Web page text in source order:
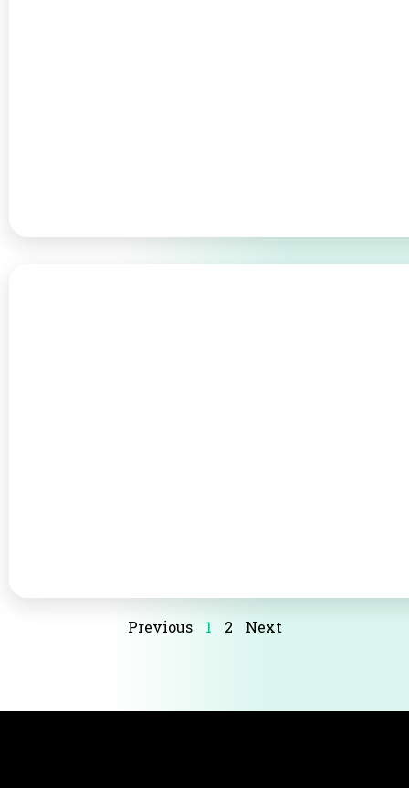
Previous 1 2 Next